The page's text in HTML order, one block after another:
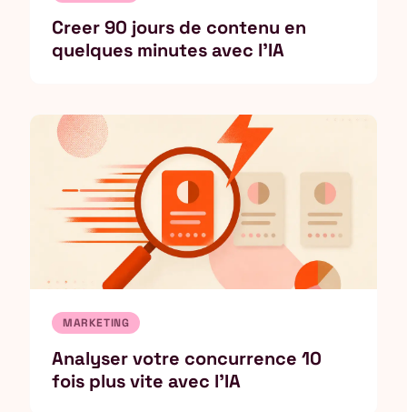
Creer 90 jours de contenu en
quelques minutes avec l'IA
MARKETING
Analyser votre concurrence 10
fois plus vite avec l'IA